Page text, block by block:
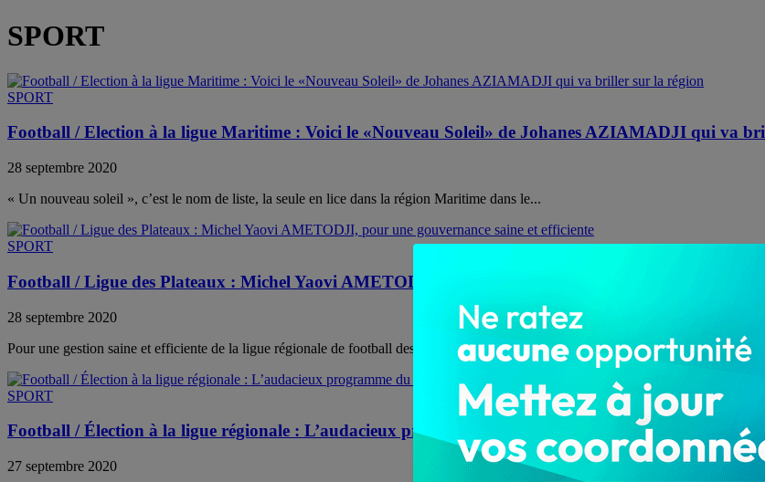
SPORT
SPORT
Football / Election à la ligue Maritime : Voici le «Nouveau Soleil» de Johanes AZIAMADJI qui va
28 septembre 2020
« Un nouveau soleil », c’est le nom de liste, la seule en lice dans la région Maritime dans le...
SPORT
Football / Ligue des Plateaux : Michel Yaovi AMETODJI, pour une gouvernance saine et efficiente
28 septembre 2020
Pour une gestion saine et efficiente de la ligue régionale de football des Plateaux, la candidature de Michel Yaovi Ametodji...
SPORT
Football / Élection à la ligue régionale : L’audacieux programme du candidat GANGAK Kolani Paul
27 septembre 2020